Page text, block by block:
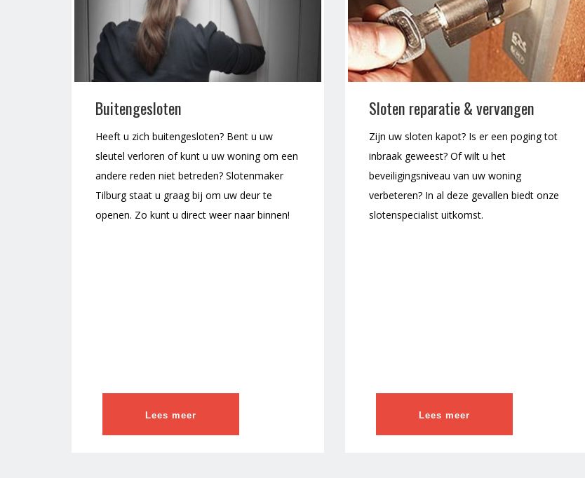
Buitengesloten
Heeft u zich buitengesloten? Bent u uw
sleutel verloren of kunt u uw woning om een
andere reden niet betreden? Slotenmaker
Tilburg staat u graag bij om uw deur te
openen. Zo kunt u direct weer naar binnen!
Lees meer
Sloten reparatie & vervangen
Zijn uw sloten kapot? Is er een poging tot
inbraak geweest? Of wilt u het
beveiligingsniveau van uw woning
verbeteren? In al deze gevallen biedt onze
slotenspecialist uitkomst.
Lees meer